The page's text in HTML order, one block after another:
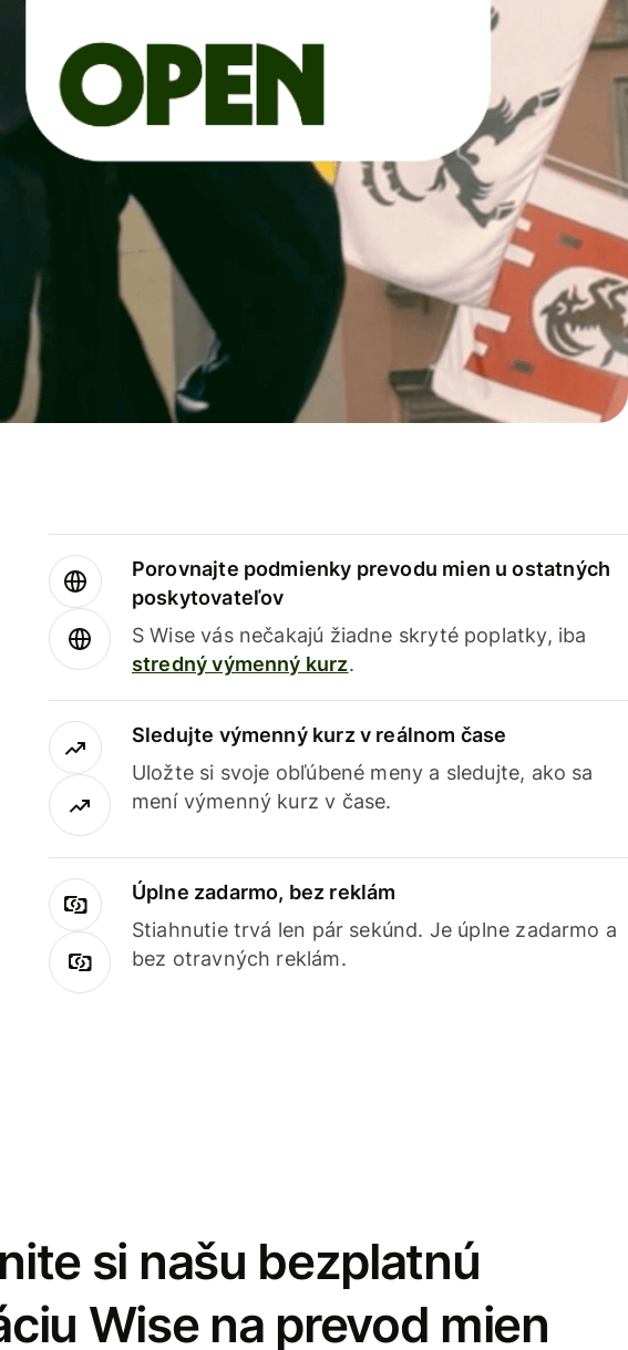
Porovnajte podmienky prevodu mien u ostatných
poskytovateľov
S Wise vás nečakajú žiadne skryté poplatky, iba
stredný výmenný kurz.
Sledujte výmenný kurz v reálnom čase
Uložte si svoje obľúbené meny a sledujte, ako sa
mení výmenný kurz v čase.
Úplne zadarmo, bez reklám
Stiahnutie trvá len pár sekúnd. Je úplne zadarmo a
bez otravných reklám.
si našu bezplatnú
Wise na prevod mien